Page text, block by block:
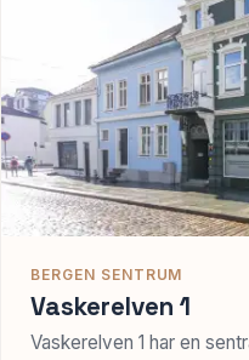
BERGEN SENTRUM
Vaskerelven 1
Vaskerelven 1 har en